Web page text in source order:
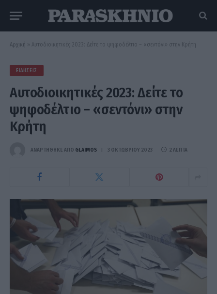
Αρχική » Αυτοδιοικητικές 2023: Δείτε το ψηφοδέλτιο – «σεντόνι» στην Κρήτη
ΕΙΔΉΣΕΙΣ
Αυτοδιοικητικές 2023: Δείτε το
ψηφοδέλτιο – «σεντόνι» στην
Κρήτη
ΑΝΑΡΤΗΘΗΚΕ ΑΠΟ GLAIMOS 3 ΟΚΤΩΒΡΊΟΥ 2023 2 ΛΕΠΤΆ